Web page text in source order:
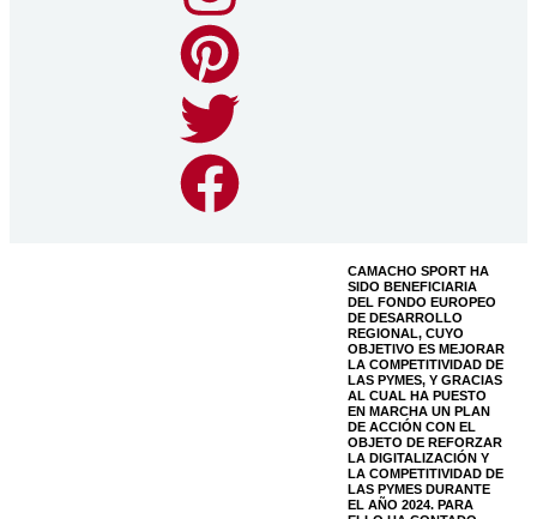
CAMACHO SPORT HA
SIDO BENEFICIARIA
DEL FONDO EUROPEO
DE DESARROLLO
REGIONAL, CUYO
OBJETIVO ES MEJORAR
LA COMPETITIVIDAD DE
LAS PYMES, Y GRACIAS
AL CUAL HA PUESTO
EN MARCHA UN PLAN
DE ACCIÓN CON EL
OBJETO DE REFORZAR
LA DIGITALIZACIÓN Y
LA COMPETITIVIDAD DE
LAS PYMES DURANTE
EL AÑO 2024. PARA